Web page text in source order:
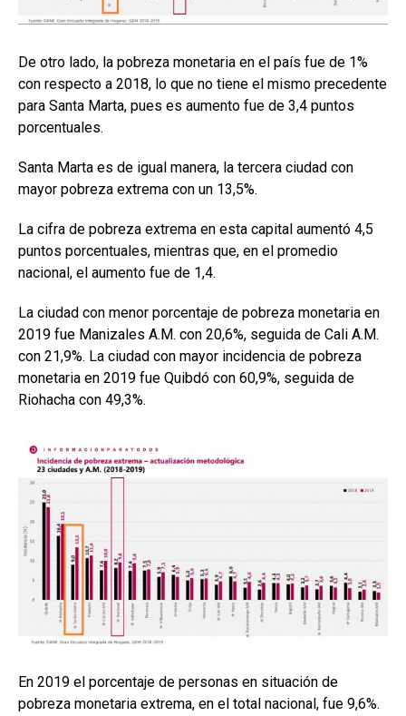
De otro lado, la pobreza monetaria en el país fue de 1%
con respecto a 2018, lo que no tiene el mismo precedente
para Santa Marta, pues es aumento fue de 3,4 puntos
porcentuales.
Santa Marta es de igual manera, la tercera ciudad con
mayor pobreza extrema con un 13,5%.
La cifra de pobreza extrema en esta capital aumentó 4,5
puntos porcentuales, mientras que, en el promedio
nacional, el aumento fue de 1,4.
La ciudad con menor porcentaje de pobreza monetaria en
2019 fue Manizales A.M. con 20,6%, seguida de Cali A.M.
con 21,9%. La ciudad con mayor incidencia de pobreza
monetaria en 2019 fue Quibdó con 60,9%, seguida de
Riohacha con 49,3%.
En 2019 el porcentaje de personas en situación de
pobreza monetaria extrema, en el total nacional, fue 9,6%.